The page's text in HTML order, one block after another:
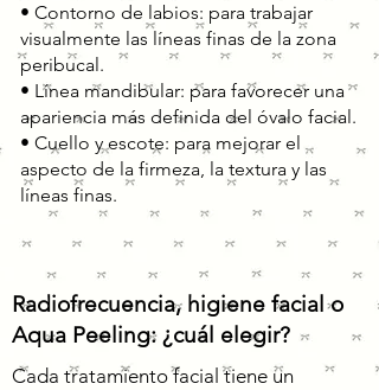
• Contorno de labios: para trabajar
visualmente las líneas finas de la zona
peribucal.
• Línea mandibular: para favorecer una
apariencia más definida del óvalo facial.
• Cuello y escote: para mejorar el
aspecto de la firmeza, la textura y las
líneas finas.
Radiofrecuencia, higiene facial o
Aqua Peeling: ¿cuál elegir?
Cada tratamiento facial tiene un